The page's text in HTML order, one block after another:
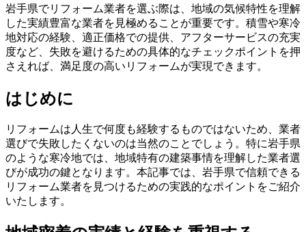
岩手県でリフォーム業者を選ぶ際は、地域の気候特性を理解
した実績豊富な業者を見極めることが重要です。積雪や寒冷
地対応の経験、適正価格での提供、アフターサービスの充実
度など、失敗を避けるための具体的なチェックポイントを押
さえれば、満足度の高いリフォームが実現できます。
はじめに
リフォームは人生で何度も経験するものではないため、業者
選びで失敗したくないのは当然のことでしょう。特に岩手県
のような寒冷地では、地域特有の建築事情を理解した業者選
びが成功の鍵となります。本記事では、岩手県で信頼できる
リフォーム業者を見つけるための実践的なポイントをご紹介
いたします。